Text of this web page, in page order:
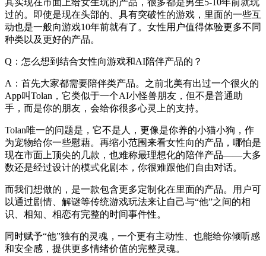
过的。即使是现在头部的、具有突破性的游戏，里面的一些互
动也是一般向游戏10年前就有了。女性用户值得体验更多不同
种类以及更好的产品。
Q：怎么想到结合女性向游戏和AI陪伴产品的？
A：首先大家都需要陪伴类产品。之前北美有出过一个很火的
App叫Tolan，它类似于一个AI小怪兽朋友，但不是普通助
手，而是你的朋友，会给你很多心灵上的支持。
Tolan唯一的问题是，它不是人，更像是你养的小猫小狗，作
为宠物给你一些慰藉。再缩小范围来看女性向的产品，哪怕是
现在市面上顶尖的几款，也难称最理想化的陪伴产品——大多
数还是经过设计的模式化剧本，你很难跟他们自由对话。
而我们想做的，是一款包含更多定制化在里面的产品。用户可
以通过剧情、解谜等传统游戏玩法来让自己与“他”之间的相
识、相知、相恋有完整的时间事件性。
同时赋予“他”独有的灵魂，一个更有主动性、也能给你倾听感
和安全感，提供更多情绪价值的完整灵魂。